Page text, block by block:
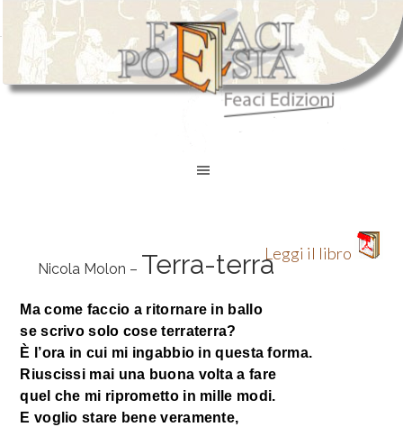
Nicola Molon – Terra-terraLeggi il libro
Ma come faccio a ritornare in ballo
se scrivo solo cose terraterra?
È l’ora in cui mi ingabbio in questa forma.
Riuscissi mai una buona volta a fare
quel che mi riprometto in mille modi.
E voglio stare bene veramente,